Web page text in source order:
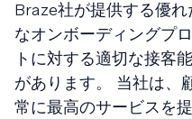
Braze社が提供する優
なオンボーディングプ
トに対する適切な接客
があります。 当社は、
常に最高のサービスを